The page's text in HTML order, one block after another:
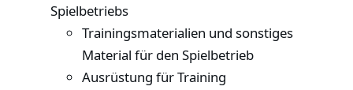
Spielbetriebs
Trainingsmaterialien und sonstiges
Material für den Spielbetrieb
Ausrüstung für Training